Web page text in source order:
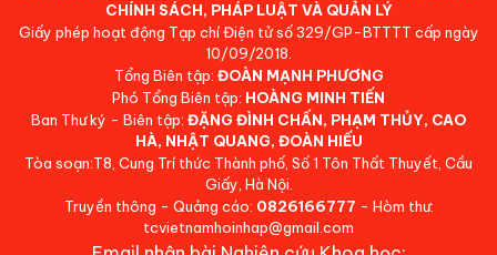
CHÍNH SÁCH, PHÁP LUẬT VÀ QUẢN LÝ
Giấy phép hoạt động Tạp chí Điện tử số 329/GP-BTTTT cấp ngày
10/09/2018.
Tổng Biên tập: ĐOÀN MẠNH PHƯƠNG
Phó Tổng Biên tập: HOÀNG MINH TIẾN
Ban Thư ký - Biên tập: ĐẶNG ĐÌNH CHẤN, PHẠM THỦY, CAO
HÀ, NHẬT QUANG, ĐOÀN HIẾU
Tòa soạn:T8, Cung Trí thức Thành phố, Số 1 Tôn Thất Thuyết, Cầu
Giấy, Hà Nội.
Truyền thông - Quảng cáo: 0826166777 - Hòm thư:
tcvietnamhoinhap@gmail.com